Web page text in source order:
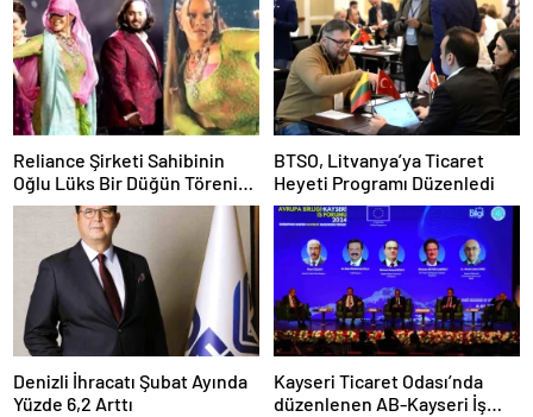
Reliance Şirketi Sahibinin
Oğlu Lüks Bir Düğün Töreni
Düzenledi
BTSO, Litvanya’ya Ticaret
Heyeti Programı Düzenledi
Denizli İhracatı Şubat Ayında
Yüzde 6,2 Arttı
Kayseri Ticaret Odası’nda
düzenlenen AB-Kayseri İş